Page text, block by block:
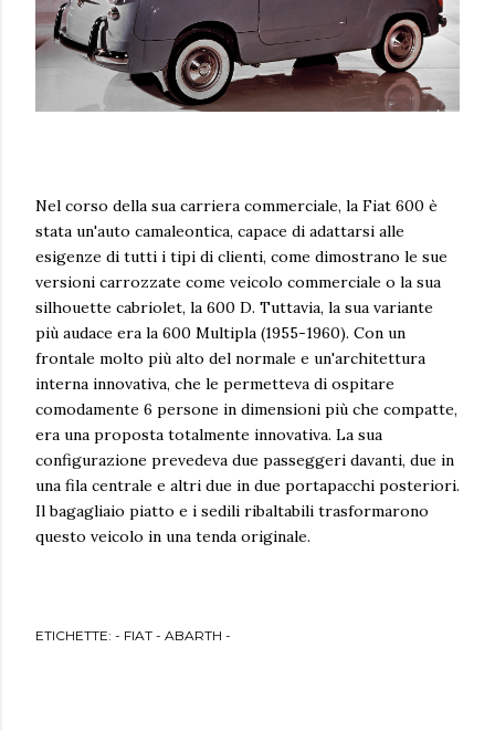
Nel corso della sua carriera commerciale, la Fiat 600 è
stata un'auto camaleontica, capace di adattarsi alle
esigenze di tutti i tipi di clienti, come dimostrano le sue
versioni carrozzate come veicolo commerciale o la sua
silhouette cabriolet, la 600 D. Tuttavia, la sua variante
più audace era la 600 Multipla (1955-1960). Con un
frontale molto più alto del normale e un'architettura
interna innovativa, che le permetteva di ospitare
comodamente 6 persone in dimensioni più che compatte,
era una proposta totalmente innovativa. La sua
configurazione prevedeva due passeggeri davanti, due in
una fila centrale e altri due in due portapacchi posteriori.
Il bagagliaio piatto e i sedili ribaltabili trasformarono
questo veicolo in una tenda originale.
ETICHETTE: - FIAT - ABARTH -